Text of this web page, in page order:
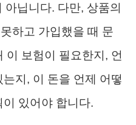
아닙니다. 다만, 상품의
하고 가입했을 때 문
이 보험이 필요한지, 언
지, 이 돈을 언제 어떻
있어야 합니다.